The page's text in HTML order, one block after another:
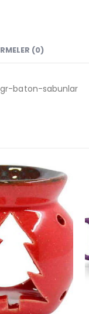
(0)
baton-sabunlar